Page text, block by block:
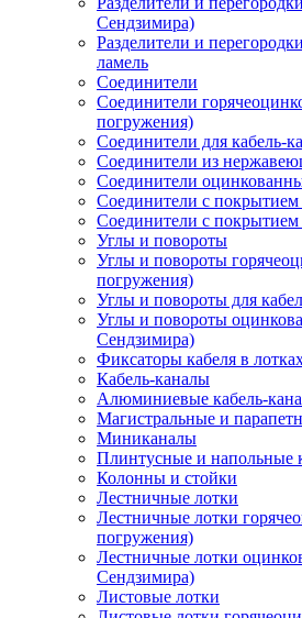
Сендзимира)
Разделители и
ламель
Соединители
Соединители
погружения)
Соединители для кабель-
Соединители из
Соединители
Соединители с
Соединители с
Углы и повороты
Углы и повороты
погружения)
Углы и повороты для
Углы и повороты
Сендзимира)
Фиксаторы кабеля в
Кабель-каналы
Алюминиевые кабель-
Магистральные и
Миниканалы
Плинтусные и напольные
Колонны и стойки
Лестничные лотки
Лестничные лотки
погружения)
Лестничные лотки
Сендзимира)
Листовые лотки